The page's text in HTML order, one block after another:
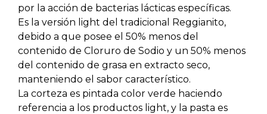
por la acción de bacterias lácticas específicas.
Es la versión light del tradicional Reggianito,
debido a que posee el 50% menos del
contenido de Cloruro de Sodio y un 50% menos
del contenido de grasa en extracto seco,
manteniendo el sabor característico.
La corteza es pintada color verde haciendo
referencia a los productos light, y la pasta es